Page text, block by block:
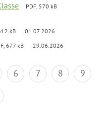
PDF, 570 kB
kB 01.07.2026
677 kB 29.06.2026
6 7 8
9